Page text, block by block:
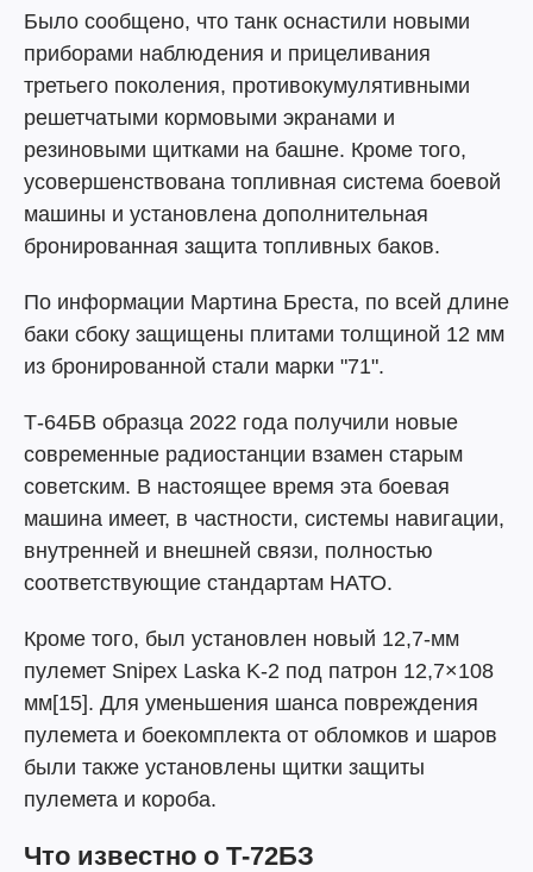
Было сообщено, что танк оснастили новыми
приборами наблюдения и прицеливания
третьего поколения, противокумулятивными
решетчатыми кормовыми экранами и
резиновыми щитками на башне. Кроме того,
усовершенствована топливная система боевой
машины и установлена дополнительная
бронированная защита топливных баков.
По информации Мартина Бреста, по всей длине
баки сбоку защищены плитами толщиной 12 мм
из бронированной стали марки "71".
Т-64БВ образца 2022 года получили новые
современные радиостанции взамен старым
советским. В настоящее время эта боевая
машина имеет, в частности, системы навигации,
внутренней и внешней связи, полностью
соответствующие стандартам НАТО.
Кроме того, был установлен новый 12,7-мм
пулемет Snipex Laska K-2 под патрон 12,7×108
мм[15]. Для уменьшения шанса повреждения
пулемета и боекомплекта от обломков и шаров
были также установлены щитки защиты
пулемета и короба.
Что известно о Т-72БЗ